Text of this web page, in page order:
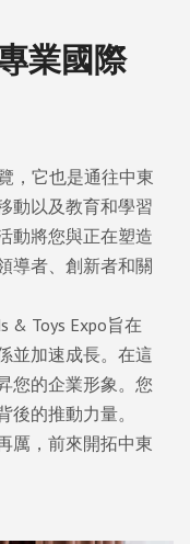
業國際
，它也是通往中東
動以及教育和學習
動將您與正在塑造
導者、創新者和關
& Toys Expo旨在
並加速成長。在這
您的企業形象。您
的推動力量。
厲，前來開拓中東